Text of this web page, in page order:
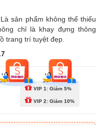
sản phẩm không thể thiếu
chỉ là khay đựng thông
trang trí tuyệt đẹp.
VIP 1: Giảm 5%
VIP 2: Giảm 10%